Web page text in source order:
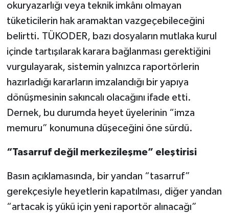
okuryazarlığı veya teknik imkânı olmayan
tüketicilerin hak aramaktan vazgeçebileceğini
belirtti. TÜKODER, bazı dosyaların mutlaka kurul
içinde tartışılarak karara bağlanması gerektiğini
vurgulayarak, sistemin yalnızca raportörlerin
hazırladığı kararların imzalandığı bir yapıya
dönüşmesinin sakıncalı olacağını ifade etti.
Dernek, bu durumda heyet üyelerinin “imza
memuru” konumuna düşeceğini öne sürdü.
“Tasarruf değil merkezileşme” eleştirisi
Basın açıklamasında, bir yandan “tasarruf”
gerekçesiyle heyetlerin kapatılması, diğer yandan
“artacak iş yükü için yeni raportör alınacağı”